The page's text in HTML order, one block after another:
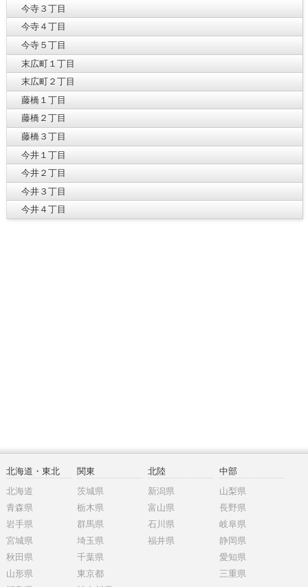
今寺３丁目
今寺４丁目
今寺５丁目
末広町１丁目
末広町２丁目
藤橋１丁目
藤橋２丁目
藤橋３丁目
今井１丁目
今井２丁目
今井３丁目
今井４丁目
北海道・東北
北海道
青森県
岩手県
宮城県
秋田県
山形県
関東
茨城県
栃木県
群馬県
埼玉県
千葉県
東京都
北陸
新潟県
富山県
石川県
福井県
中部
山梨県
長野県
岐阜県
静岡県
愛知県
三重県